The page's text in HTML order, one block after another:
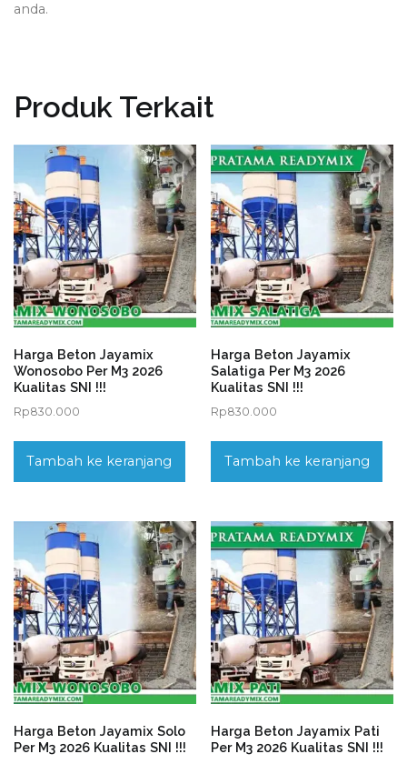
anda.
Produk Terkait
Harga Beton Jayamix
Wonosobo Per M3 2026
Kualitas SNI !!!
Rp830.000
Tambah ke keranjang
Harga Beton Jayamix
Salatiga Per M3 2026
Kualitas SNI !!!
Rp830.000
Tambah ke keranjang
Harga Beton Jayamix Solo
Per M3 2026 Kualitas SNI !!!
Harga Beton Jayamix Pati
Per M3 2026 Kualitas SNI !!!